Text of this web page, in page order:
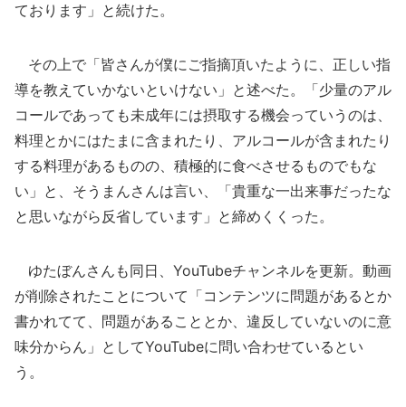
ております」と続けた。
その上で「皆さんが僕にご指摘頂いたように、正しい指
導を教えていかないといけない」と述べた。「少量のアル
コールであっても未成年には摂取する機会っていうのは、
料理とかにはたまに含まれたり、アルコールが含まれたり
する料理があるものの、積極的に食べさせるものでもな
い」と、そうまんさんは言い、「貴重な一出来事だったな
と思いながら反省しています」と締めくくった。
ゆたぼんさんも同日、YouTubeチャンネルを更新。動画
が削除されたことについて「コンテンツに問題があるとか
書かれてて、問題があることとか、違反していないのに意
味分からん」としてYouTubeに問い合わせているとい
う。